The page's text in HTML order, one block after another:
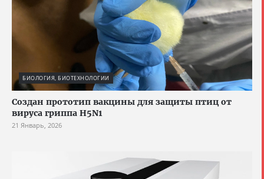
БИОЛОГИЯ, БИОТЕХНОЛОГИИ
Создан прототип вакцины для защиты птиц от
вируса гриппа H5N1
21 Январь, 2026